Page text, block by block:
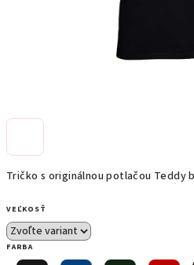
Tričko s originálnou potlačou Teddy
VEĽKOSŤ
FARBA